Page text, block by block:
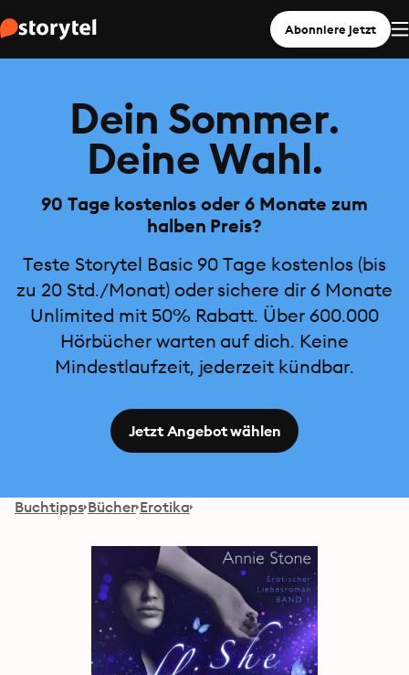
Abonniere jetzt
Dein Sommer.
Deine Wahl.
90 Tage kostenlos oder 6 Monate zum
halben Preis?
Teste Storytel Basic 90 Tage kostenlos (bis
zu 20 Std./Monat) oder sichere dir 6 Monate
Unlimited mit 50% Rabatt. Über 600.000
Hörbücher warten auf dich. Keine
Mindestlaufzeit, jederzeit kündbar.
Jetzt Angebot wählen
Buchtipps Bücher Erotika